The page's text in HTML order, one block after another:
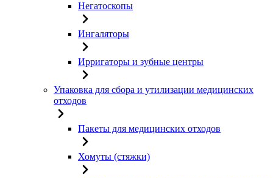
Негатоскопы
Ингаляторы
Ирригаторы и зубные центры
Упаковка для сбора и утилизации медицинских
отходов
Пакеты для медицинских отходов
Хомуты (стяжки)